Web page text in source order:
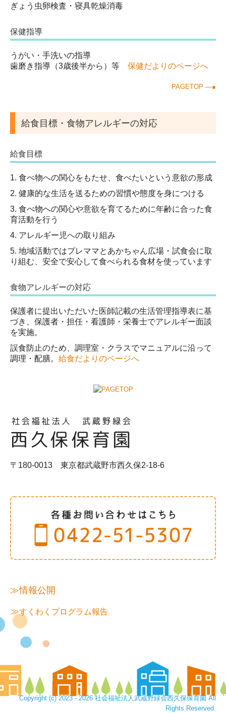
ぎょう虫卵検査・寝具乾燥消毒
保健指導
うがい・手洗いの指導
歯磨き指導（3歳後半から）等 保健だよりのページへ
PAGETOP ―●
給食目標・食物アレルギーの対応
給食目標
1. 食べ物への関心をもたせ、食べたいという意欲の形成
2. 健康的な生活を送るための習慣や態度を身につける
3. 食べ物への関心や意欲を育てるために年齢に合った食
育活動を行う
4. アレルギー児への取り組み
5. 地域活動ではプレママとあかちゃん広場・試食会に取
り組む、安全で安心して食べられる食材を使っています
食物アレルギーの対応
保護者に提出いただいた医師記載の生活管理指導表に基
づき、保護者・担任・看護師・栄養士でアレルギー面談
を実施。
誤食防止のため、調理室・クラスでマニュアルに沿って
調理・配膳。 給食だよりのページへ
〒180-0013 東京都武蔵野市西久保2-18-6
≫情報公開
≫すくわくプログラム報告
Copyright (c) 2023 - 2026 社会福祉法人武蔵野緑会西久保保育園 All
Rights Reserved.